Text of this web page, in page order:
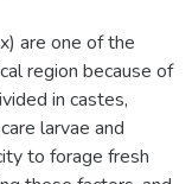
are one of the
region because of
in castes,
larvae and
to forage fresh